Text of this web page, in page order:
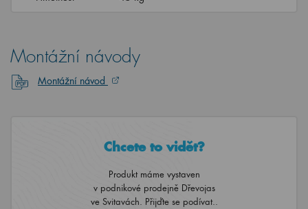
Montážní návody
Montážní návod
Chcete to vidět?
Produkt máme vystaven
v podnikové prodejně Dřevojas
ve Svitavách. Přijďte se podívat..